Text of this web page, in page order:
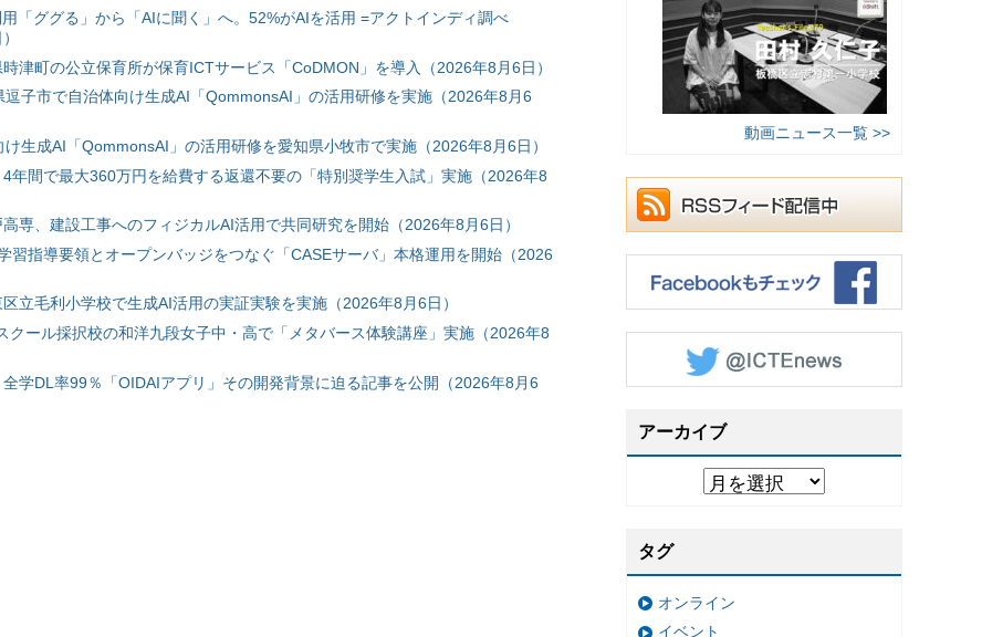
「ググる」から「AIに聞く」へ。52%がAIを活用 =アクトインディ調べ
津町の公立保育所が保育ICTサービス「CoDMON」を導入（2026年8月6日）
逗子市で自治体向け生成AI「QommonsAI」の活用研修を実施（2026年8月6
生成AI「QommonsAI」の活用研修を愛知県小牧市で実施（2026年8月6日）
年間で最大360万円を給費する返還不要の「特別奨学生入試」実施（2026年8
専、建設工事へのフィジカルAI活用で共同研究を開始（2026年8月6日）
習指導要領とオープンバッジをつなぐ「CASEサーバ」本格運用を開始（2026
立毛利小学校で生成AI活用の実証実験を実施（2026年8月6日）
クール採択校の和洋九段女子中・高で「メタバース体験講座」実施（2026年8
学DL率99％「OIDAIアプリ」その開発背景に迫る記事を公開（2026年8月6
動画ニュース一覧 >>
アーカイブ
タグ
オンライン
イベント